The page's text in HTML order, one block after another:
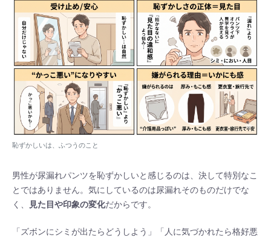
恥ずかしいは、ふつうのこと
男性が尿漏れパンツを恥ずかしいと感じるのは、決して特別なこ
とではありません。気にしているのは尿漏れそのものだけでな
く、
見た目や印象の変化だからです。
「ズボンにシミが出たらどうしよう」「人に気づかれたら格好悪